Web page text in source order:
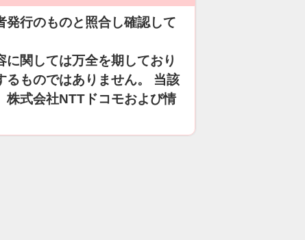
発行のものと照合し確認して
関しては万全を期しており
るものではありません。 当該
株式会社NTTドコモおよび情